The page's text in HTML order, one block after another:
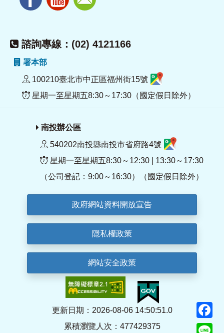
諮詢專線：(02) 4121166
署本部
100210臺北市中正區福州街15號
星期一至星期五8:30～17:30（國定假日除外）
南投辦公區
540202南投縣南投市省府路4號
星期一至星期五8:30～12:30 | 13:30～17:30
（公司登記：9:00～16:30）（國定假日除外）
政府網站資料開放宣告
隱私權政策
網站安全政策
更新日期：2026-08-06 14:50:51.0
累積瀏覽人次：477429375